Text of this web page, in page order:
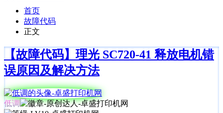
首页
故障代码
正文
【故障代码】理光 SC720-41 释放电机错
误原因及解决方法
低调